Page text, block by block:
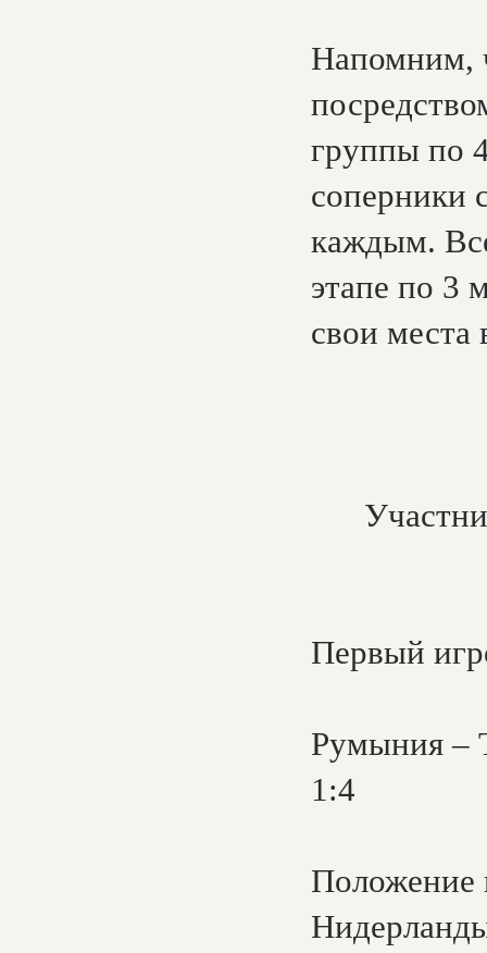
Напомним,
группы по
соперники
каждым.
этапе по 3
свои места
Первый
Румыния –
1:4
Положение